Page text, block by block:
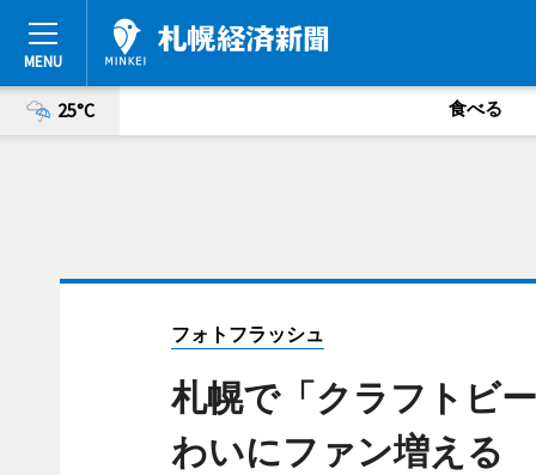
25°C 食べる
フォトフラッシュ
札幌で「クラフトビ
わいにファン増える